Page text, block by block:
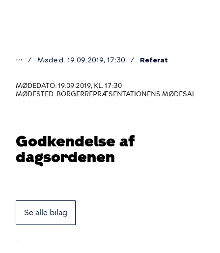
er
her
⋯ Møde d. 19.09.2019, 17:30 Referat
MØDEDATO: 19.09.2019, KL. 17:30
MØDESTED: BORGERREPRÆSENTATIONENS MØDESAL
Godkendelse af
dagsordenen
Se alle bilag
..